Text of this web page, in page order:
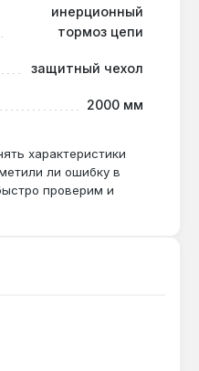
бака 0.2 л хватает
участка
инерционный
тормоз цепи
защитный чехол
2000 мм
характеристики
ли ошибку в
проверим и